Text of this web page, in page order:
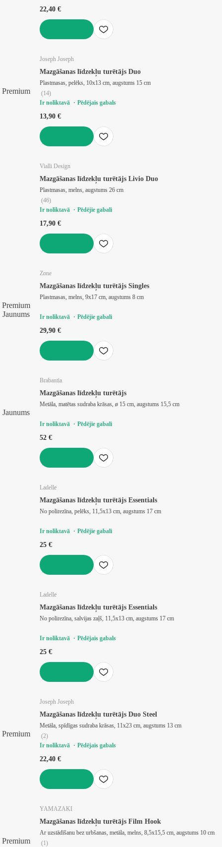
22,40 €
Premium
Joseph Joseph
Mazgāšanas līdzekļu turētājs Duo
Plastmasas, pelēks, 10x13 cm, augstums 15 cm
(14)
Ir noliktavā
Pēdējais gabals
13,90 €
Vialli Design
Mazgāšanas līdzekļu turētājs Livio Duo
Plastmasas, melns, augstums 26 cm
(46)
Ir noliktavā
Pēdējie gabali
17,90 €
Premium
Jaunums
Zone
Mazgāšanas līdzekļu turētājs Singles
Plastmasas, melns, 9x17 cm, augstums 8 cm
Ir noliktavā Pēdējie gabali
29,90 €
Jaunums
Brabantia
Mazgāšanas līdzekļu turētājs
Metāla, matētas sudraba krāsas, ø 15 cm, augstums 15,5 cm
Ir noliktavā Pēdējie gabali
52 €
Ladelle
Mazgāšanas līdzekļu turētājs Essentials
No polirezīna, pelēks, 11,5x13 cm, augstums 17 cm
Ir noliktavā Pēdējie gabali
25 €
Ladelle
Mazgāšanas līdzekļu turētājs Essentials
No polirezīna, salvijas zaļš, 11,5x13 cm, augstums 17 cm
Ir noliktavā Pēdējais gabals
25 €
Premium
Joseph Joseph
Mazgāšanas līdzekļu turētājs Duo Steel
Metāla, spīdīgas sudraba krāsas, 11x23 cm, augstums 13 cm
(2)
Ir noliktavā
Pēdējais gabals
22,40 €
Premium
YAMAZAKI
Mazgāšanas līdzekļu turētājs Film Hook
Ar uzstādīšanu bez urbšanas, metāla, melns, 8,5x15,5 cm, augstums 10 cm
(1)